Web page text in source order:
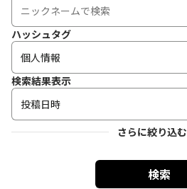
ハッシュタグ
検索結果表示
投稿日時
さらに絞り込む
検索